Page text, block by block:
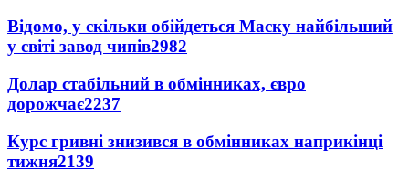
Відомо, у скільки обійдеться Маску найбільший
у світі завод чипів2982
Долар стабільний в обмінниках, євро
дорожчає2237
Курс гривні знизився в обмінниках наприкінці
тижня2139